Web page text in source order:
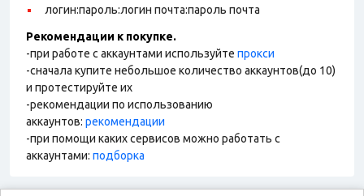
логин:пароль:логин почта:пароль почта
Рекомендации к покупке.
-при работе с аккаунтами используйте прокси
-сначала купите небольшое количество аккаунтов(до 10)
и протестируйте их
-рекомендации по использованию
аккаунтов: рекомендации
-при помощи каких сервисов можно работать с
аккаунтами: подборка